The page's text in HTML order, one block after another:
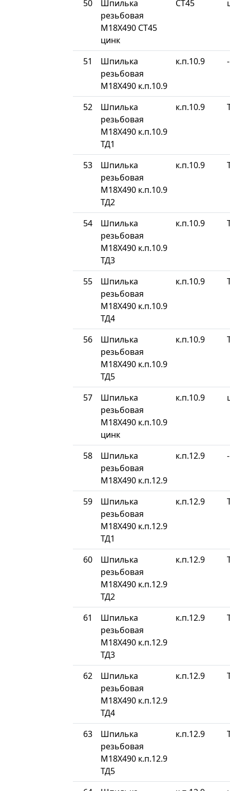
50
Шпилька
резьбовая
М18Х490 СТ45
цинк
СТ45
51
Шпилька
резьбовая
М18Х490 к.п.10.9
к.п.10.9 -
52
Шпилька
резьбовая
М18Х490 к.п.10.9
ТД1
к.п.10.9
53
Шпилька
резьбовая
М18Х490 к.п.10.9
ТД2
к.п.10.9
54
Шпилька
резьбовая
М18Х490 к.п.10.9
ТД3
к.п.10.9
55
Шпилька
резьбовая
М18Х490 к.п.10.9
ТД4
к.п.10.9
56
Шпилька
резьбовая
М18Х490 к.п.10.9
ТД5
к.п.10.9
57
Шпилька
резьбовая
М18Х490 к.п.10.9
цинк
к.п.10.9
58
Шпилька
резьбовая
М18Х490 к.п.12.9
к.п.12.9 -
59
Шпилька
резьбовая
М18Х490 к.п.12.9
ТД1
к.п.12.9
60
Шпилька
резьбовая
М18Х490 к.п.12.9
ТД2
к.п.12.9
61
Шпилька
резьбовая
М18Х490 к.п.12.9
ТД3
к.п.12.9
62
Шпилька
резьбовая
М18Х490 к.п.12.9
ТД4
к.п.12.9
63
Шпилька
резьбовая
М18Х490 к.п.12.9
ТД5
к.п.12.9